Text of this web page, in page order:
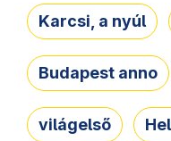
Karcsi, a nyúl
Budapest anno
világelső